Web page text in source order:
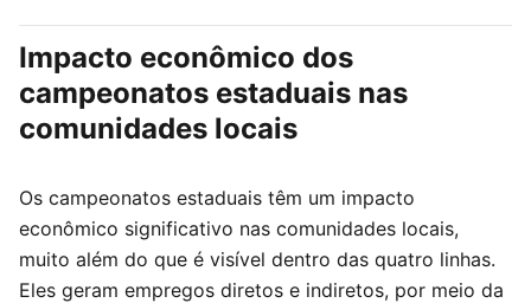
Impacto econômico dos
campeonatos estaduais nas
comunidades locais
Os campeonatos estaduais têm um impacto
econômico significativo nas comunidades locais,
muito além do que é visível dentro das quatro linhas.
Eles geram empregos diretos e indiretos, por meio da